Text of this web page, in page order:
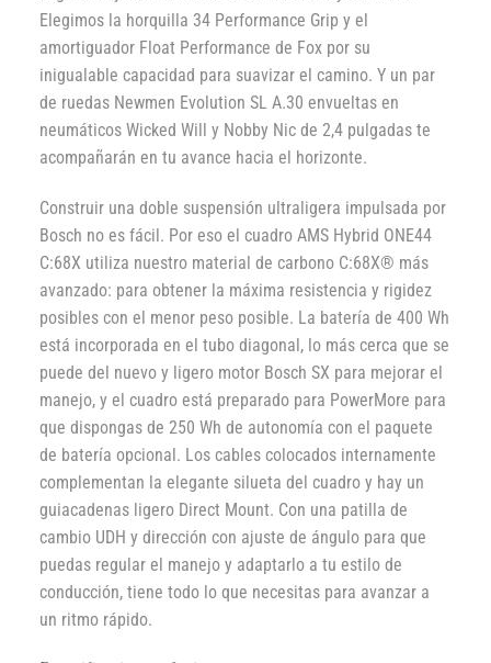
Elegimos la horquilla 34 Performance Grip y el
amortiguador Float Performance de Fox por su
inigualable capacidad para suavizar el camino. Y un par
de ruedas Newmen Evolution SL A.30 envueltas en
neumáticos Wicked Will y Nobby Nic de 2,4 pulgadas te
acompañarán en tu avance hacia el horizonte.
Construir una doble suspensión ultraligera impulsada por
Bosch no es fácil. Por eso el cuadro AMS Hybrid ONE44
C:68X utiliza nuestro material de carbono C:68X® más
avanzado: para obtener la máxima resistencia y rigidez
posibles con el menor peso posible. La batería de 400 Wh
está incorporada en el tubo diagonal, lo más cerca que se
puede del nuevo y ligero motor Bosch SX para mejorar el
manejo, y el cuadro está preparado para PowerMore para
que dispongas de 250 Wh de autonomía con el paquete
de batería opcional. Los cables colocados internamente
complementan la elegante silueta del cuadro y hay un
guiacadenas ligero Direct Mount. Con una patilla de
cambio UDH y dirección con ajuste de ángulo para que
puedas regular el manejo y adaptarlo a tu estilo de
conducción, tiene todo lo que necesitas para avanzar a
un ritmo rápido.